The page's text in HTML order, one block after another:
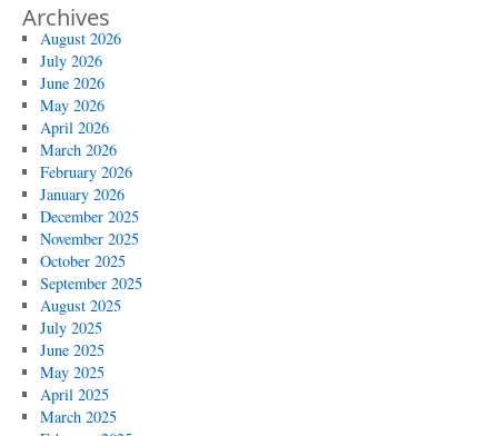
Archives
August 2026
July 2026
June 2026
May 2026
April 2026
March 2026
February 2026
January 2026
December 2025
November 2025
October 2025
September 2025
August 2025
July 2025
June 2025
May 2025
April 2025
March 2025